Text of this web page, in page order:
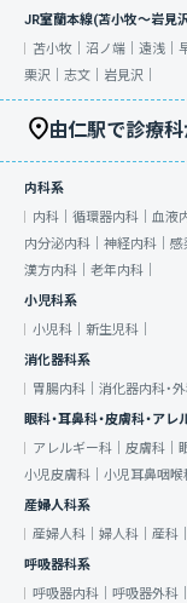
JR室蘭本線(苫小牧～岩見
苫小牧｜ 沼ノ端｜ 遠浅｜
栗沢｜ 志文｜ 岩見沢｜
由仁駅で診療
内科系
内科｜ 循環器内科｜ 血液
内分泌内科｜ 神経内科｜ 感
漢方内科｜ 老年内科｜
小児科系
小児科｜ 新生児科｜
消化器科系
胃腸内科｜ 消化器内科・外
眼科・耳鼻科・皮膚科・ア
アレルギー科｜ 皮膚科｜
小児皮膚科｜ 小児耳鼻咽喉
産婦人科系
産婦人科｜ 婦人科｜ 産科｜
呼吸器科系
呼吸器内科｜ 呼吸器外科｜